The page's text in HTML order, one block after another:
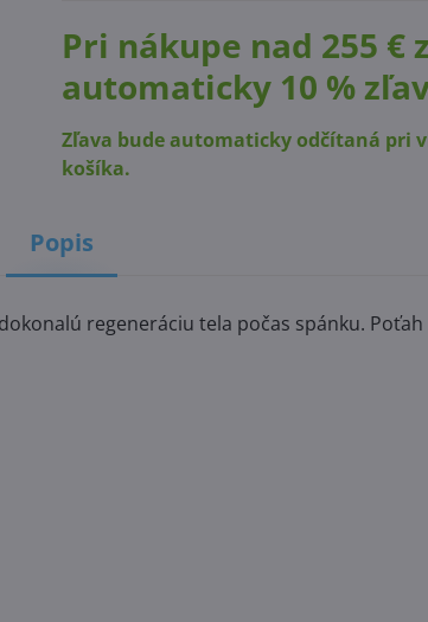
Pri nákupe nad 255 €
automaticky 10 %
Zľava bude automaticky odčítaná pri
košíka.
Popis
regeneráciu tela počas spánku.